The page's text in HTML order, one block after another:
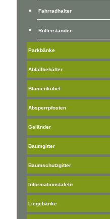
Fahrradhalter
Rollerständer
Parkbänke
Abfallbehälter
Blumenkübel
Absperrpfosten
Geländer
Baumgitter
Baumschutzgitter
Informationstafeln
Liegebänke